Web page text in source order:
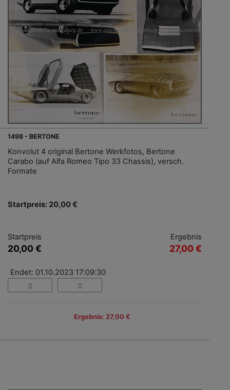
1498 - BERTONE
Konvolut 4 original Bertone Werkfotos, Bertone
Carabo (auf Alfa Romeo Tipo 33 Chassis), versch.
Formate
Startpreis: 20,00 €
Startpreis
20,00 €
Ergebnis
27,00 €
Endet: 01.10.2023 17:09:30
Ergebnis: 27,00 €